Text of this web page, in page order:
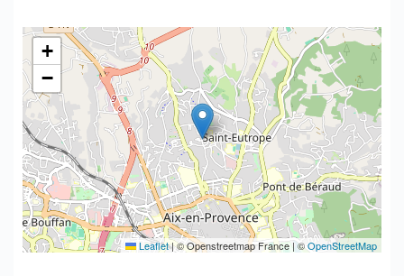
+
−
Leaflet|© Openstreetmap France | ©OpenStreetMap